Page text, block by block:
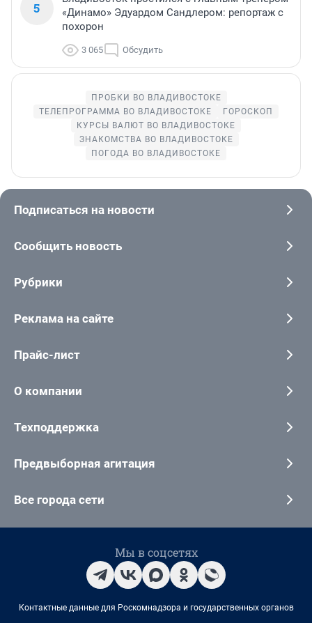
5
«Динамо» Эдуардом Сандлером: репортаж с
похорон
3 065 Обсудить
ПРОБКИ ВО ВЛАДИВОСТОКЕ
ТЕЛЕПРОГРАММА ВО ВЛАДИВОСТОКЕ
ГОРОСКОП
КУРСЫ ВАЛЮТ ВО ВЛАДИВОСТОКЕ
ЗНАКОМСТВА ВО ВЛАДИВОСТОКЕ
ПОГОДА ВО ВЛАДИВОСТОКЕ
Подписаться на новости
Сообщить новость
Рубрики
Реклама на сайте
Прайс-лист
О компании
Техподдержка
Предвыборная агитация
Все города сети
Мы в соцсетях
Контактные данные для Роскомнадзора и государственных органов